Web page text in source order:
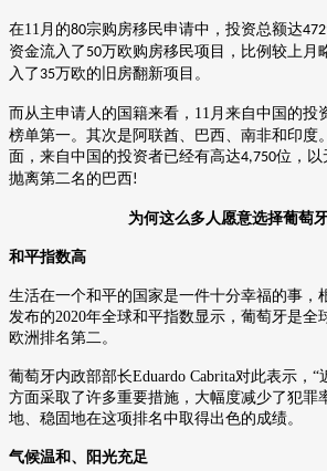
在11 月的80宗购房移民申请中，投资总额达
资金流入了 50万欧购房移民项目，比例较上月
入了 35万欧的旧房翻新项目。
而从主申请人的国籍来看， 11 月来自中国的投
榜单第一。其次是阿联酋、巴西、南非和印度
面，来自中国的投资者已经有高达4,750位，以
抛离第二名的巴西!
为何这么多人愿意选择葡萄
和平指数高
生活在一个和平的国家是一件十分幸福的事，
发布的2020年全球和平指数显示，葡萄牙是全
欧洲排名第二。
葡萄牙内政部部长Eduardo Cabrita对此表示，“
方面采取了许多重要措施，大幅度减少了犯罪
地、稳固地在这项排名中取得出色的成绩。
气候温和、阳光充足